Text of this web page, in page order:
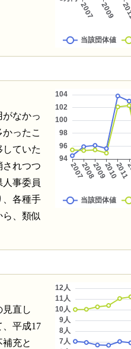
がなかっ
ったこ
ていた
されつつ
事委員
、各種手
、類似
直し
、平成17
充と